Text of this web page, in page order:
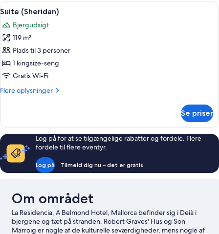
Indlæs
alle
billeder
af
Suite
(Sheridan)
Suite (Sheridan) | Premium-
21
Suite (Sheridan)
Bjergudsigt
119 m²
Plads til 3 personer
1 kingsize-seng
Gratis Wi-Fi
Flere oplysninger
Flere
(Sheridan)
Se priser
Log på for at se tilgængelige rabatter og fordele. Flere
fordele til flere eventyr.
Log på Tilmeld dig nu – det er gratis
Om området
La Residencia, A Belmond Hotel, Mallorca befinder sig i Deià i
bjergene og tæt på stranden. Robert Graves' Hus og Son
Marroig er nogle af de kulturelle seværdigheder, mens nogle af